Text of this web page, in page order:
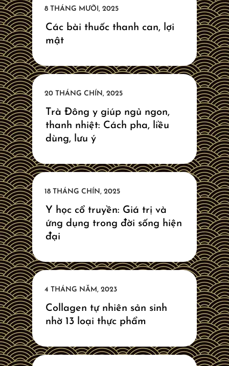
Các bài thuốc thanh can, lợi
mật
Trà Đông y giúp ngủ ngon,
thanh nhiệt: Cách pha, liều
dùng, lưu ý
Y học cổ truyền: Giá trị và
ứng dụng trong đời sống hiện
đại
Collagen tự nhiên sản sinh
nhờ 13 loại thực phẩm